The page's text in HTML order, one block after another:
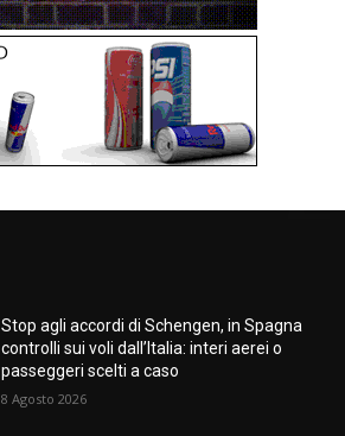
Stop agli accordi di Schengen, in Spagna
controlli sui voli dall’Italia: interi aerei o
passeggeri scelti a caso
8 Agosto 2026